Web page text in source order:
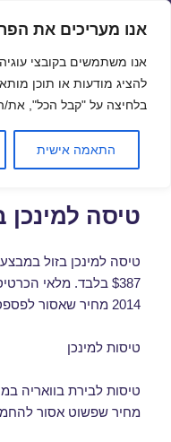
אנו מעריכים את
אנו משתמשים בקובצי
להציג מודעות או תוכן
בלחיצה על "קבל הכל", את/
התאמה אישית
תגית:טיסות למינכן
טיסה למינכן
טיסה למינכן בזול
$387 בלבד. מלאי
2014 מחיר שאסור לפספס!
טיסות למינכן
טיסות לבירת בוואריה
מחיר שפשוט אסור